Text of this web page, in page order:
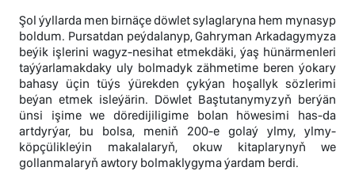
Şol ýyllarda men birnäçe döwlet sylaglaryna hem mynasyp
boldum. Pursatdan peýdalanyp, Gahryman Arkadagymyza
beýik işlerini wagyz-nesihat etmekdäki, ýaş hünärmenleri
taýýarlamakdaky uly bolmadyk zähmetime beren ýokary
bahasy üçin tüýs ýürekden çykýan hoşallyk sözlerimi
beýan etmek isleýärin. Döwlet Baştutanymyzyň berýän
ünsi işime we döredijiligime bolan höwesimi has-da
artdyrýar, bu bolsa, meniň 200-e golaý ylmy, ylmy-
köpçülikleýin makalalaryň, okuw kitaplarynyň we
gollanmalaryň awtory bolmaklygyma ýardam berdi.